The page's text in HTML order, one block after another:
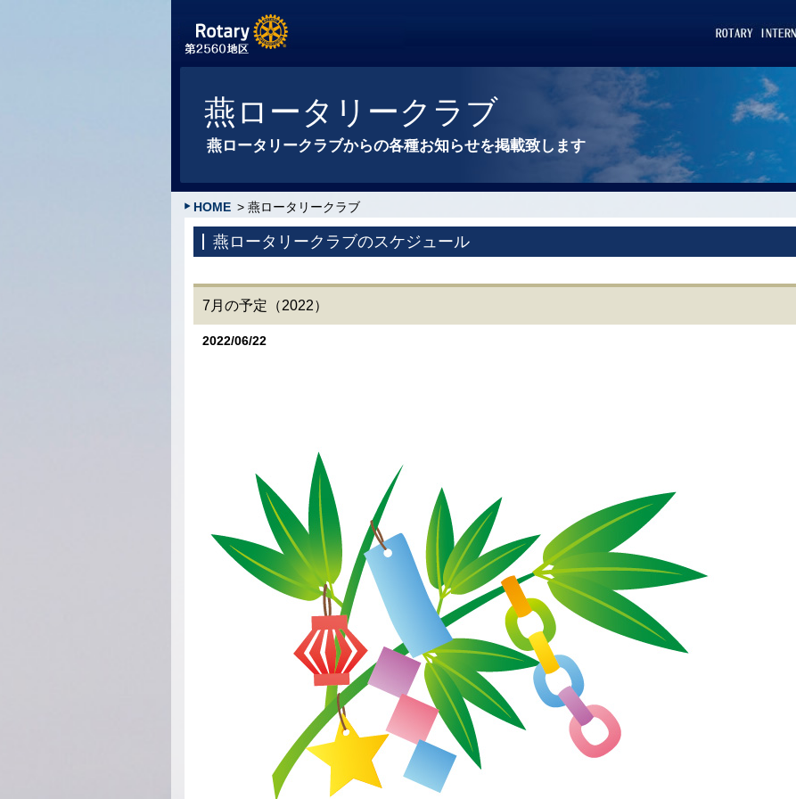
燕ロータリークラブ
燕ロータリークラブからの各種お知らせを掲載致します
HOME > 燕ロータリークラブ
燕ロータリークラブのスケジュール
7月の予定（2022）
2022/06/22